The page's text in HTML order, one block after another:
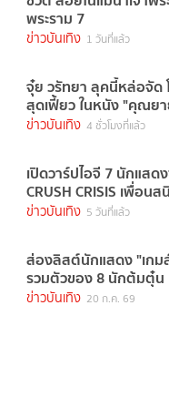
พระราม 7
ข่าวบันเทิง 1 วันที่แล้ว
จุ๋ย วรัทยา ลุคนี้หล่อจัด
สุดเฟี้ยว ในหนัง "คุณย
ข่าวบันเทิง 4 ชั่วโมงที่แล้ว
เปิดวาร์ปไอจี 7 นักแสด
CRUSH CRISIS เพื่อน
ข่าวบันเทิง 5 วันที่แล้ว
ส่องลิสต์นักแสดง "เกม
รวมตัวของ 8 นักต้มตุ๋น
ข่าวบันเทิง 20 ก.ค. 69